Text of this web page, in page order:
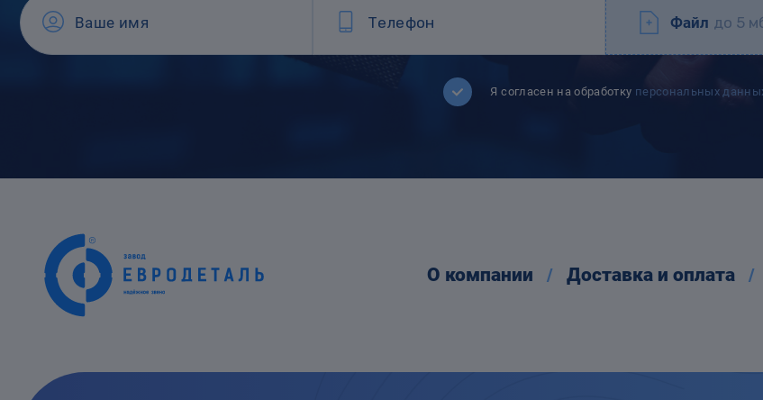
Файл до 5
Я согласен на обработку персональных
О компании Доставка и оплата